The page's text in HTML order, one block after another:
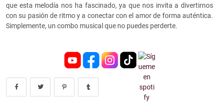
que esta melodía nos ha fascinado, ya que nos invita a divertirnos
con su pasión de ritmo y a conectar con el amor de forma auténtica.
Simplemente, un combo musical que no puedes perderte.